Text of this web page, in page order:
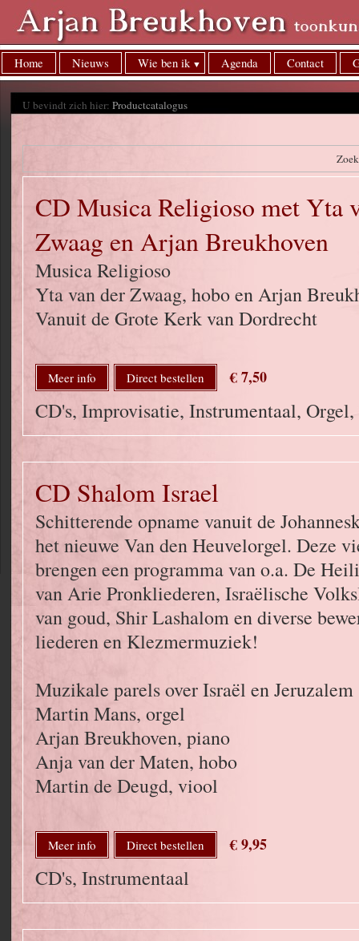
Home Nieuws Wie ben ik Agenda Contact
U bevindt zich hier: Productcatalogus
CD Musica Religioso met Yta
Zwaag en Arjan Breukhoven
Musica Religioso
Yta van der Zwaag, hobo en Arjan
Vanuit de Grote Kerk van Dordrecht
Meer info Direct bestellen € 7,50
CD's, Improvisatie, Instrumentaal,
CD Shalom Israel
Schitterende opname vanuit de
het nieuwe Van den Heuvelorgel. Deze
brengen een programma van o.a. De
van Arie Pronkliederen, Israëlische
van goud, Shir Lashalom en diverse
liederen en Klezmermuziek!
Muzikale parels over Israël en Jeruzalem
Martin Mans, orgel
Arjan Breukhoven, piano
Anja van der Maten, hobo
Martin de Deugd, viool
Meer info Direct bestellen € 9,95
CD's, Instrumentaal